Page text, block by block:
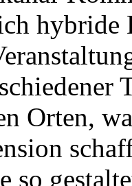
hybride
Orten,
so